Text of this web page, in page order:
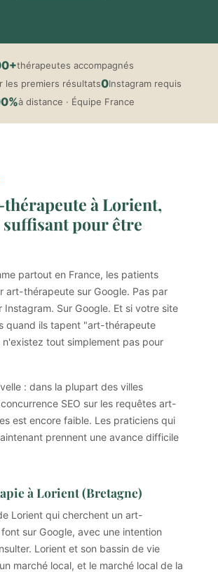
thérapeutes accompagnés
les premiers résultats0Instagram requis
à distance · Équipe France
à Lorient,
suffisant pour être
partout en France, les patients
art-thérapeute sur Google. Pas par
Instagram. Sur Google. Et si votre site
quand ils tapent "art-thérapeute
n'existez tout simplement pas pour
: dans la plupart des villes
SEO sur les requêtes art-
est encore faible. Les praticiens qui
prennent une avance difficile
à Lorient (Bretagne)
Lorient qui cherchent un art-
sur Google, avec une intention
Lorient et son bassin de vie
marché local, et le marché local de la